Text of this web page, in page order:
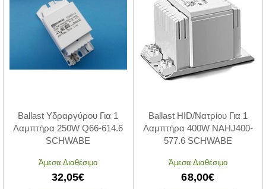
Ballast Υδραργύρου Για 1
Λαμπτήρα 250W Q66-614.6
SCHWABE
Άμεσα Διαθέσιμο
32,05€
Ballast HID/Νατρίου Για 1
Λαμπτήρα 400W NAHJ400-
577.6 SCHWABE
Άμεσα Διαθέσιμο
68,00€